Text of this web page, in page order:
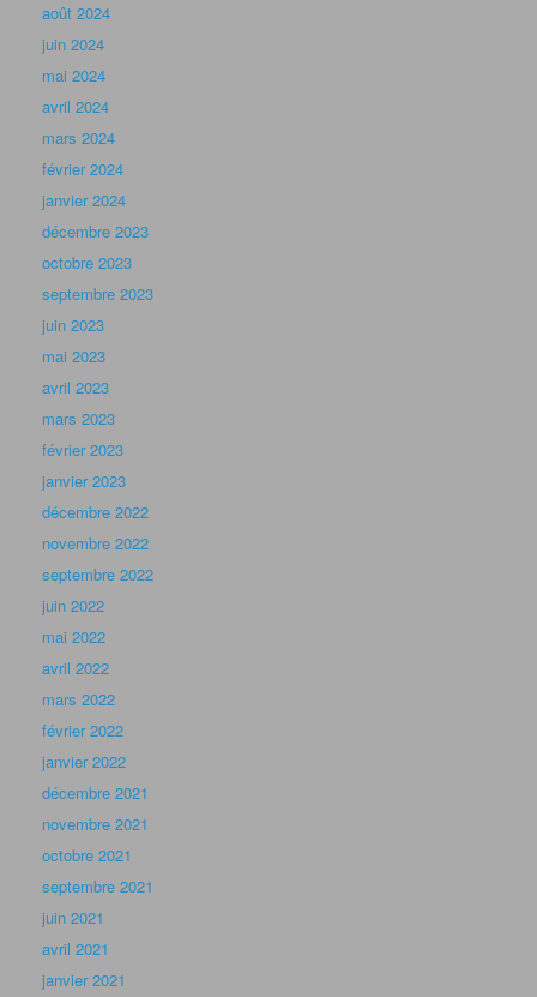
août 2024
juin 2024
mai 2024
avril 2024
mars 2024
février 2024
janvier 2024
décembre 2023
octobre 2023
septembre 2023
juin 2023
mai 2023
avril 2023
mars 2023
février 2023
janvier 2023
décembre 2022
novembre 2022
septembre 2022
juin 2022
mai 2022
avril 2022
mars 2022
février 2022
janvier 2022
décembre 2021
novembre 2021
octobre 2021
septembre 2021
juin 2021
avril 2021
janvier 2021